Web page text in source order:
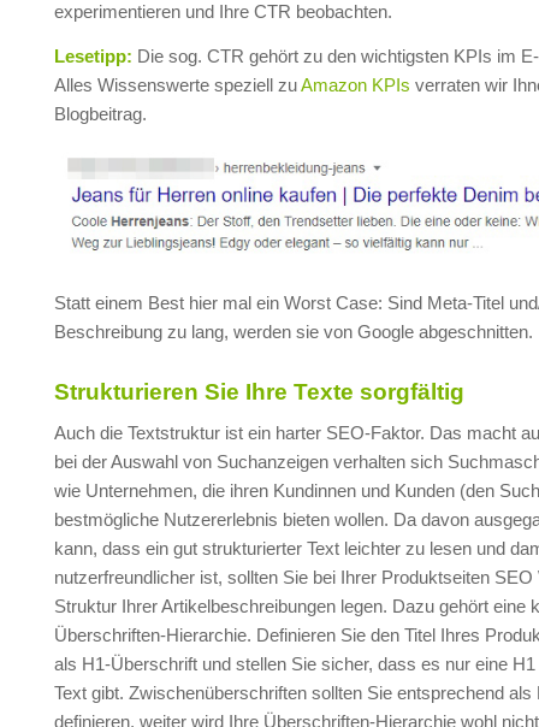
experimentieren und Ihre CTR beobachten.
Lesetipp: Die sog. CTR gehört zu den wichtigsten KPIs im
Alles Wissenswerte speziell zuAmazon KPIs verraten wir
Blogbeitrag.
Statt einem Best hier mal ein Worst Case: Sind Meta-Titel
Beschreibung zu lang, werden sie von Google abgeschnitten.
Strukturieren Sie Ihre Texte sorgfältig
Auch die Textstruktur ist ein harter SEO-Faktor. Das macht
bei der Auswahl von Suchanzeigen verhalten sich
wie Unternehmen, die ihren Kundinnen und Kunden (den
bestmögliche Nutzererlebnis bieten wollen. Da davon
kann, dass ein gut strukturierter Text leichter zu lesen und
nutzerfreundlicher ist, sollten Sie bei Ihrer Produktseiten SEO
Struktur Ihrer Artikelbeschreibungen legen. Dazu gehört eine
Überschriften-Hierarchie. Definieren Sie den Titel Ihres
als H1-Überschrift und stellen Sie sicher, dass es nur eine
Text gibt. Zwischenüberschriften sollten Sie entsprechend als
definieren, weiter wird Ihre Überschriften-Hierarchie wohl